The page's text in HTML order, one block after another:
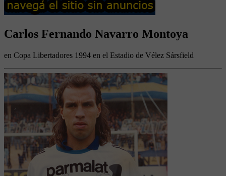
Carlos Fernando Navarro Montoya
en Copa Libertadores 1994 en el Estadio de Vélez Sársfield